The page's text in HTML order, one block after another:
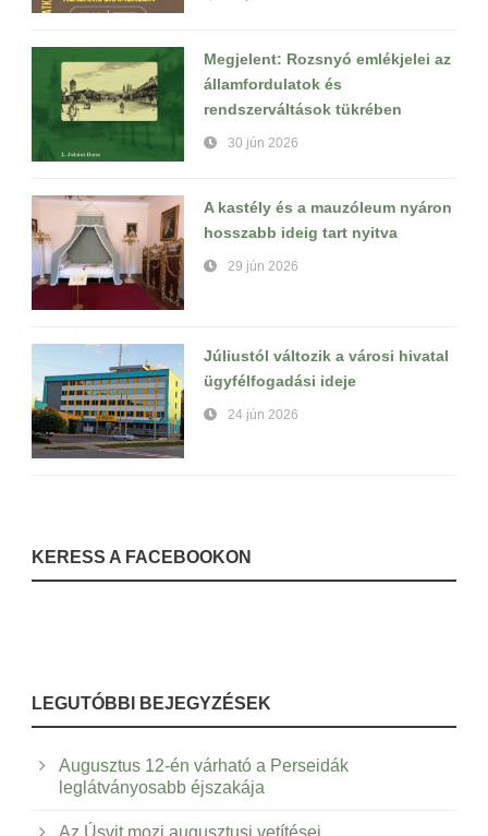
Megjelent: Rozsnyó emlékjelei az
államfordulatok és
rendszerváltások tükrében
30 jún 2026
A kastély és a mauzóleum nyáron
hosszabb ideig tart nyitva
29 jún 2026
Júliustól változik a városi hivatal
ügyfélfogadási ideje
24 jún 2026
KERESS A FACEBOOKON
LEGUTÓBBI BEJEGYZÉSEK
Augusztus 12-én várható a Perseidák
leglátványosabb éjszakája
Az Úsvit mozi augusztusi vetítései